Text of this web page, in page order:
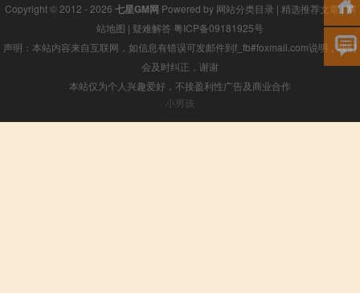
Copyright © 2012 - 2026 七星GM网 Powered by 网站分类目录 | 精选推荐文章|网
站地图 | 疑难解答 粤ICP备09181925号
声明：本站内容来自互联网，如信息有错误可发邮件到f_fb#foxmail.com说明，我们
会及时纠正，谢谢
本站仅为个人兴趣爱好，不接盈利性广告及商业合作
小男孩